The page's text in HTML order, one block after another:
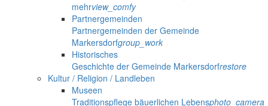
mehrview_comfy
Partnergemeinden
Partnergemeinden der Gemeinde
Markersdorfgroup_work
Historisches
Geschichte der Gemeinde Markersdorfrestore
Kultur / Religion / Landleben
Museen
Traditionspflege bäuerlichen Lebensphoto_camera